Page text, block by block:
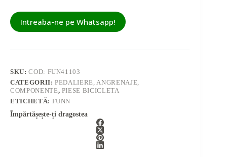
Intreaba-ne pe Whatsapp!
SKU:COD: FUN41103
CATEGORII:PEDALIERE, ANGRENAJE,
COMPONENTE, PIESE BICICLETA
ETICHETĂ: FUNN
Împărtășește-ți dragostea